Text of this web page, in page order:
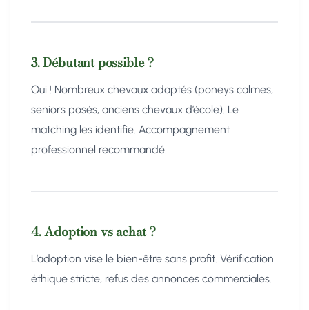
3. Débutant possible ?
Oui ! Nombreux chevaux adaptés (poneys calmes,
seniors posés, anciens chevaux d’école). Le
matching les identifie. Accompagnement
professionnel recommandé.
4. Adoption vs achat ?
L’adoption vise le bien-être sans profit. Vérification
éthique stricte, refus des annonces commerciales.